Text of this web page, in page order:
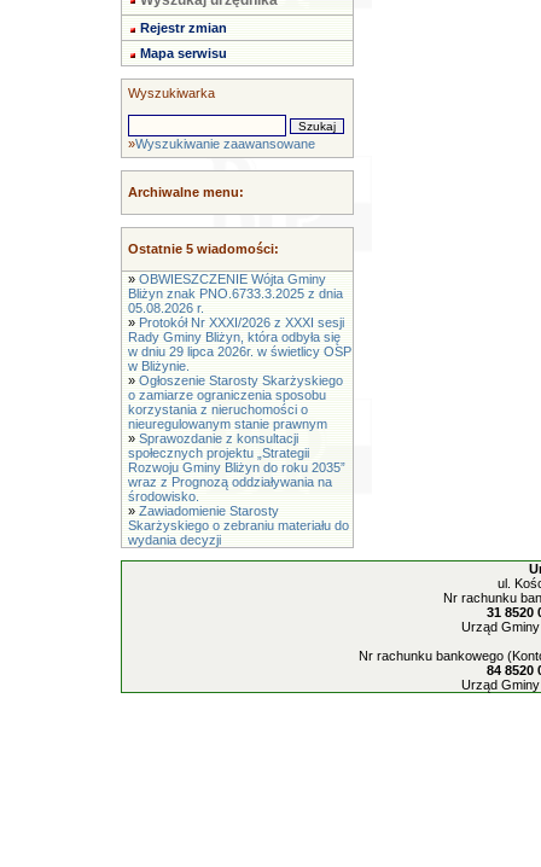
Rejestr zmian
Mapa serwisu
Wyszukiwarka
»Wyszukiwanie zaawansowane
Archiwalne menu:
Ostatnie 5 wiadomości:
» OBWIESZCZENIE Wójta Gminy
Bliżyn znak PNO.6733.3.2025 z dnia
05.08.2026 r.
» Protokół Nr XXXI/2026 z XXXI sesji
Rady Gminy Bliżyn, która odbyła się
w dniu 29 lipca 2026r. w świetlicy OSP
w Bliżynie.
» Ogłoszenie Starosty Skarżyskiego
o zamiarze ograniczenia sposobu
korzystania z nieruchomości o
nieuregulowanym stanie prawnym
» Sprawozdanie z konsultacji
społecznych projektu „Strategii
Rozwoju Gminy Bliżyn do roku 2035”
wraz z Prognozą oddziaływania na
środowisko.
» Zawiadomienie Starosty
Skarżyskiego o zebraniu materiału do
wydania decyzji
ul.
Nr rachunku
31 8520
Urząd
Nr rachunku bankowego
84 8520
Urząd